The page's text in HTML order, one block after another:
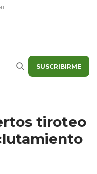
Buscar SUSCRIBIRME
tiroteo